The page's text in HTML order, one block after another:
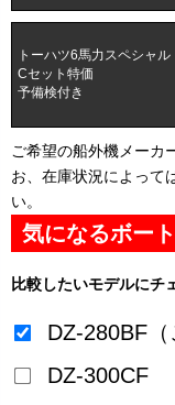
トーハツ6馬力スペシャル
Cセット特価
予備検付き
ご希望の船外機メーカ
お、在庫状況によって
い。
気になるボー
比較したいモデルにチ
DZ-280BF（
DZ-300CF